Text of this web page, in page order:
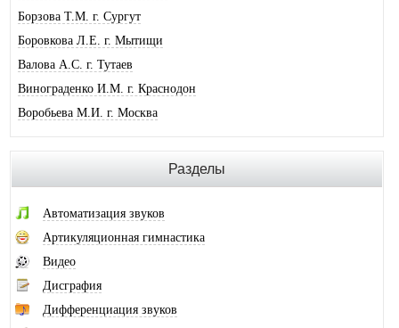
Борзова Т.М. г. Сургут
Боровкова Л.Е. г. Мытищи
Валова А.С. г. Тутаев
Винограденко И.М. г. Краснодон
Воробьева М.И. г. Москва
Гандрабура Н.В. г. Кишинев
Гвоздева Е.А. г. Москва
Головина А.И. г. Минусинск
Горлова О.В. г. Шимановск
Горохова И.А. г. Москва
Горячева О.В. г. Тимашевск
Губайдуллина Н.Р. г. Тольятти
Разделы
Автоматизация звуков
Артикуляционная гимнастика
Видео
Дисграфия
Дифференциация звуков